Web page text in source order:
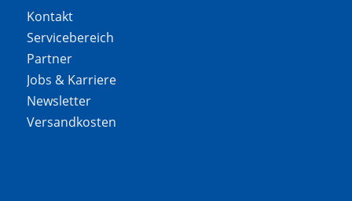
Kontakt
Servicebereich
Partner
Jobs & Karriere
Newsletter
Versandkosten